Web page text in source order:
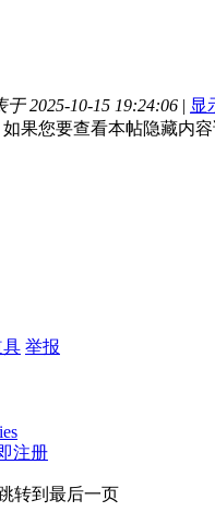
于 2025-10-15 19:24:06 | 显
果您要查看本帖隐藏内
具 举报
注册
转到最后一页